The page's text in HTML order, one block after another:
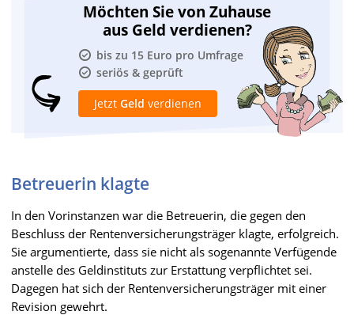
Möchten Sie von Zuhause
aus Geld verdienen?
bis zu 15 Euro pro Umfrage
seriös & geprüft
Jetzt Geld verdienen
Betreuerin klagte
In den Vorinstanzen war die Betreuerin, die gegen den
Beschluss der Rentenversicherungsträger klagte, erfolgreich.
Sie argumentierte, dass sie nicht als sogenannte Verfügende
anstelle des Geldinstituts zur Erstattung verpflichtet sei.
Dagegen hat sich der Rentenversicherungsträger mit einer
Revision gewehrt.